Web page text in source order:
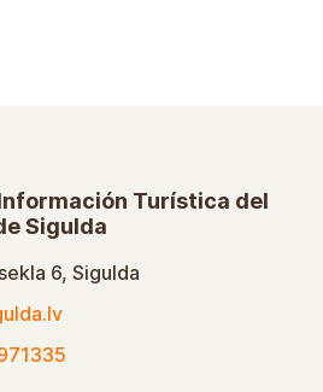
Turística del
Sigulda
6, Sigulda